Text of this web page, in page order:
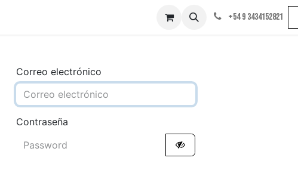
+54 9 3434152821
Correo electrónico
Contraseña